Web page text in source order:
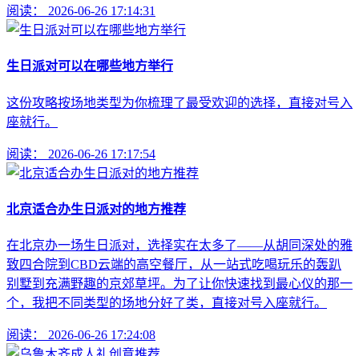
阅读： 2026-06-26 17:14:31
生日派对可以在哪些地方举行
这份攻略按场地类型为你梳理了最受欢迎的选择，直接对号入
座就行。
阅读： 2026-06-26 17:17:54
北京适合办生日派对的地方推荐
在北京办一场生日派对，选择实在太多了——从胡同深处的雅
致四合院到CBD云端的高空餐厅，从一站式吃喝玩乐的轰趴
别墅到充满野趣的京郊草坪。为了让你快速找到最心仪的那一
个，我把不同类型的场地分好了类，直接对号入座就行。
阅读： 2026-06-26 17:24:08